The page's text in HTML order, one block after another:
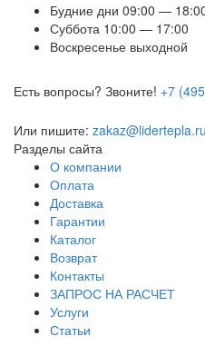
Будние дни 09:00 —
Суббота 10:00 — 17:00
Воскресенье выходной
Есть вопросы? Звоните! +7
Или пишите: zakaz@lidertepla.ru
Разделы сайта
О компании
Оплата
Доставка
Гарантии
Каталог
Возврат
Контакты
ЗАПРОС НА РАСЧЕТ
Услуги
Статьи